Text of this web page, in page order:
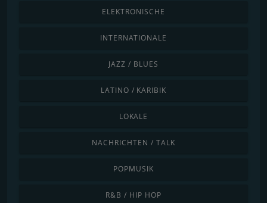
ELEKTRONISCHE
INTERNATIONALE
JAZZ / BLUES
LATINO / KARIBIK
LOKALE
NACHRICHTEN / TALK
POPMUSIK
R&B / HIP HOP